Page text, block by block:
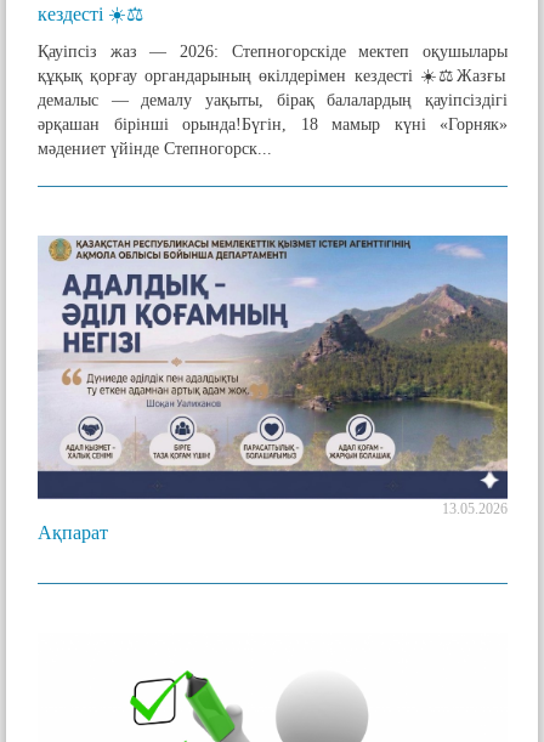
кездесті ☀️⚖️
Қауіпсіз жаз — 2026: Степногорскіде мектеп оқушылары
құқық қорғау органдарының өкілдерімен кездесті ☀️⚖️ ​Жазғы
демалыс — демалу уақыты, бірақ балалардың қауіпсіздігі
әрқашан бірінші орында! ​Бүгін, 18 мамыр күні «Горняк»
мәдениет үйінде Степногорск...
13.05.2026
Ақпарат